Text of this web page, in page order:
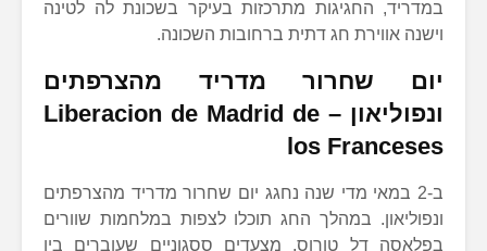
במדריד, החגיגות מתרכזות בעיקר בשכונת לה לטינה
וישנה אווירת חג דתית ברחובות השכונה.
יום שחרור מדריד מהצרפתים
ונפוליאון – Liberacion de Madrid de
los Franceses
ב-2 במאי מדי שנה נחגג יום שחרור מדריד מהצרפתים
ונפוליאון. במהלך החג תוכלו לצפות במלחמות שוורים
בפלאסה דל טורוס, מצעדים ססגוניים שעוברים בין